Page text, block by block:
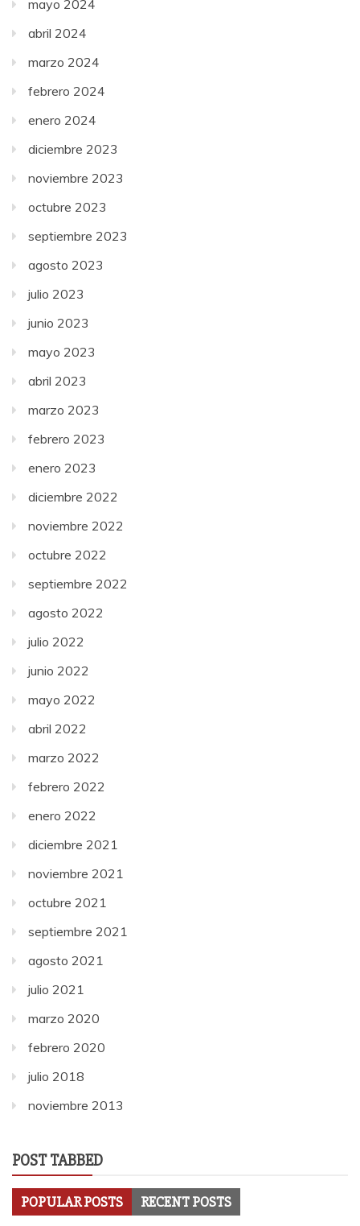
mayo 2024
abril 2024
marzo 2024
febrero 2024
enero 2024
diciembre 2023
noviembre 2023
octubre 2023
septiembre 2023
agosto 2023
julio 2023
junio 2023
mayo 2023
abril 2023
marzo 2023
febrero 2023
enero 2023
diciembre 2022
noviembre 2022
octubre 2022
septiembre 2022
agosto 2022
julio 2022
junio 2022
mayo 2022
abril 2022
marzo 2022
febrero 2022
enero 2022
diciembre 2021
noviembre 2021
octubre 2021
septiembre 2021
agosto 2021
julio 2021
marzo 2020
febrero 2020
julio 2018
noviembre 2013
POST TABBED
POPULAR POSTS RECENT POSTS